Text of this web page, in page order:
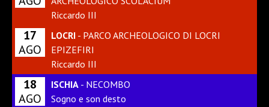
Riccardo III
17
AGO
LOCRI - PARCO ARCHEOLOGICO DI LOCRI
EPIZEFIRI
Riccardo III
18
AGO
ISCHIA - NECOMBO
Sogno e son desto